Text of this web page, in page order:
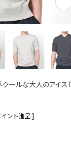
クールな大人のアイス
ント進呈 ]